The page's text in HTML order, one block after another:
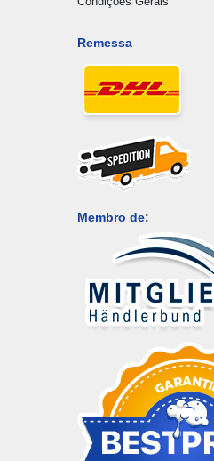
Remessa
Membro de: